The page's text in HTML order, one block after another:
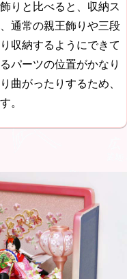
りと比べると、収納ス
通常の親王飾りや三段
収納するようにできて
パーツの位置がかなり
曲がったりするため、
。